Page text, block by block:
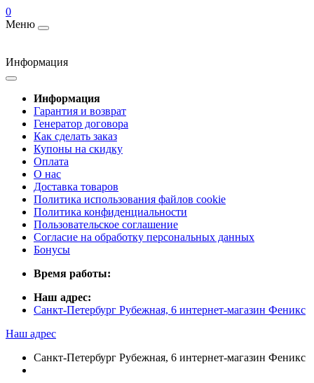
0
Меню
Информация
Информация
Гарантия и возврат
Генератор договора
Как сделать заказ
Купоны на скидку
Оплата
О нас
Доставка товаров
Политика использования файлов cookie
Политика конфиденциальности
Пользовательское соглашение
Согласие на обработку персональных данных
Бонусы
Время работы:
Наш адрес:
Санкт-Петербург Рубежная, 6 интернет-магазин Феникс
Наш адрес
Санкт-Петербург Рубежная, 6 интернет-магазин Феникс